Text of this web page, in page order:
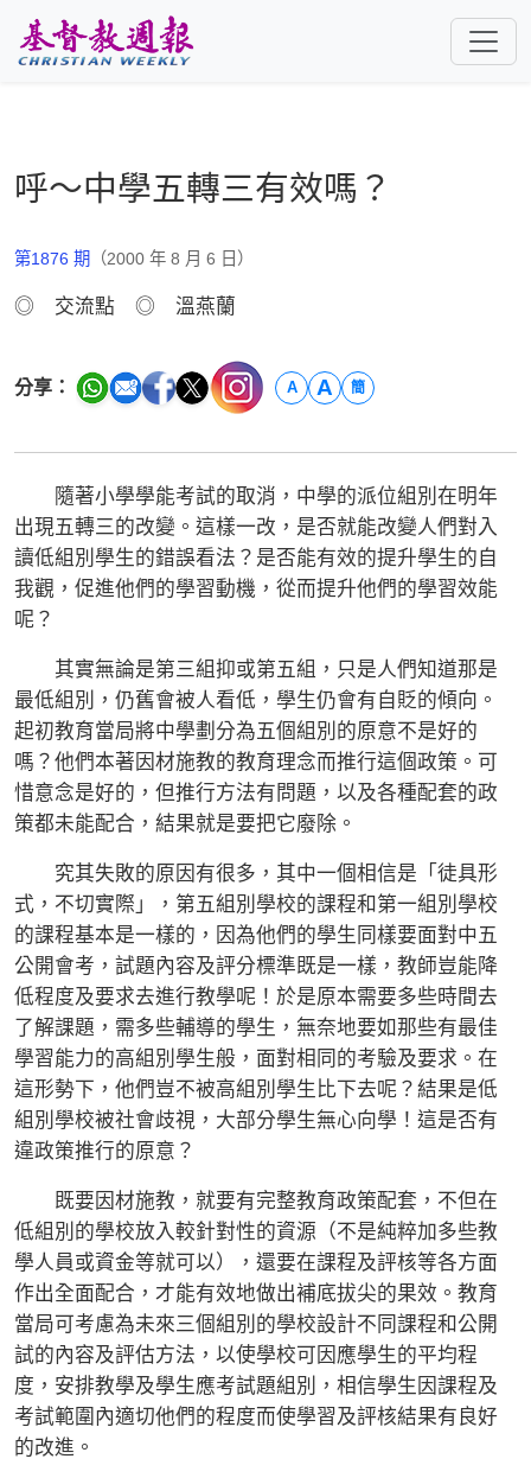
呼～中學五轉三有效嗎？
第1876 期 （2000 年 8 月 6 日）
◎ 交流點 ◎ 溫燕蘭
分享： A A 簡
隨著小學學能考試的取消，中學的派位組別在明年
出現五轉三的改變。這樣一改，是否就能改變人們對入
讀低組別學生的錯誤看法？是否能有效的提升學生的自
我觀，促進他們的學習動機，從而提升他們的學習效能
呢？
其實無論是第三組抑或第五組，只是人們知道那是
最低組別，仍舊會被人看低，學生仍會有自貶的傾向。
起初教育當局將中學劃分為五個組別的原意不是好的
嗎？他們本著因材施教的教育理念而推行這個政策。可
惜意念是好的，但推行方法有問題，以及各種配套的政
策都未能配合，結果就是要把它廢除。
究其失敗的原因有很多，其中一個相信是「徒具形
式，不切實際」，第五組別學校的課程和第一組別學校
的課程基本是一樣的，因為他們的學生同樣要面對中五
公開會考，試題內容及評分標準既是一樣，教師豈能降
低程度及要求去進行教學呢！於是原本需要多些時間去
了解課題，需多些輔導的學生，無奈地要如那些有最佳
學習能力的高組別學生般，面對相同的考驗及要求。在
這形勢下，他們豈不被高組別學生比下去呢？結果是低
組別學校被社會歧視，大部分學生無心向學！這是否有
違政策推行的原意？
既要因材施教，就要有完整教育政策配套，不但在
低組別的學校放入較針對性的資源（不是純粹加多些教
學人員或資金等就可以），還要在課程及評核等各方面
作出全面配合，才能有效地做出補底拔尖的果效。教育
當局可考慮為未來三個組別的學校設計不同課程和公開
試的內容及評估方法，以使學校可因應學生的平均程
度，安排教學及學生應考試題組別，相信學生因課程及
考試範圍內適切他們的程度而使學習及評核結果有良好
的改進。